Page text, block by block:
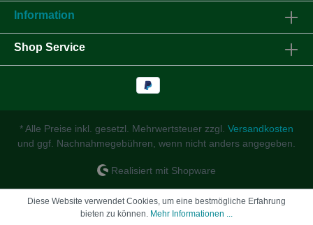
Information
Shop Service
* Alle Preise inkl. gesetzl. Mehrwertsteuer zzgl. Versandkosten
und ggf. Nachnahmegebühren, wenn nicht anders angegeben.
Realisiert mit Shopware
Diese Website verwendet Cookies, um eine bestmögliche Erfahrung
bieten zu können. Mehr Informationen ...